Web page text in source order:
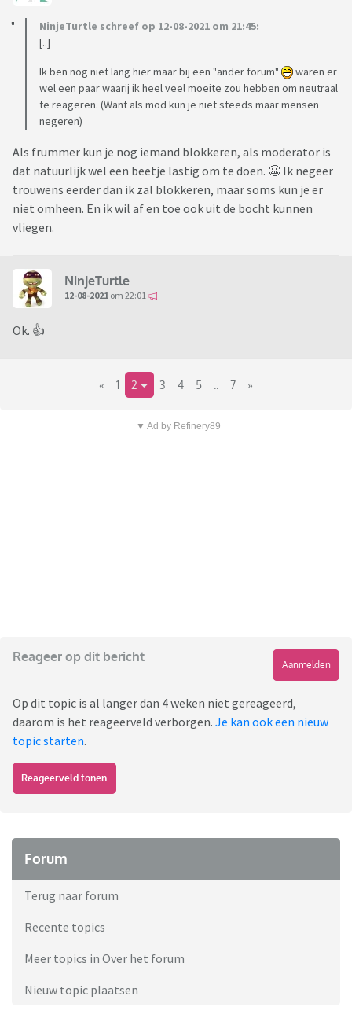
NinjeTurtle schreef op 12-08-2021 om 21:45:
[..]
Ik ben nog niet lang hier maar bij een "ander forum"
waren er
wel een paar waarij ik heel veel moeite zou hebben om neutraal
te reageren. (Want als mod kun je niet steeds maar mensen
negeren)
Als frummer kun je nog iemand blokkeren, als moderator is
dat natuurlijk wel een beetje lastig om te doen. 😬 Ik negeer
trouwens eerder dan ik zal blokkeren, maar soms kun je er
niet omheen. En ik wil af en toe ook uit de bocht kunnen
vliegen.
NinjeTurtle
12-08-2021 om 22:01
Ok. 👍️
« 1 2 3 4 5 7 »
▼ Ad by Refinery89
Reageer op dit bericht
Aanmelden
Op dit topic is al langer dan 4 weken niet gereageerd,
daarom is het reageerveld verborgen. Je kan ook een nieuw
topic starten.
Reageerveld tonen
Forum
Terug naar forum
Recente topics
Meer topics in Over het forum
Nieuw topic plaatsen